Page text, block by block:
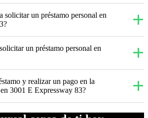
solicitar un préstamo personal en
un préstamo personal en
y realizar un pago en la
3001 E Expressway 83?